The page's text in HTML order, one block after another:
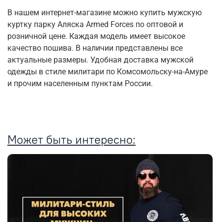
В нашем интернет-магазине можно купить мужскую
куртку парку Аляска Armed Forces по оптовой и
розничной цене. Каждая модель имеет высокое
качество пошива. В наличии представлены все
актуальные размеры. Удобная доставка мужской
одежды в стиле милитари по Комсомольску-на-Амуре
и прочим населенным пунктам России.
Может быть интересно: